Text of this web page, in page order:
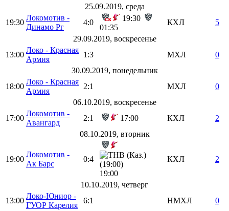
25.09.2019, среда
19:30
Локомотив -
Динамо Рг
4:0
19:30
01:35
КХЛ
5
29.09.2019, воскресенье
13:00
Локо - Красная
Армия
1:3 МХЛ
0
30.09.2019, понедельник
18:00
Локо - Красная
Армия
2:1 МХЛ
0
06.10.2019, воскресенье
17:00
Локомотив -
Авангард
2:1 17:00 КХЛ
2
08.10.2019, вторник
19:00
Локомотив -
Ак Барс
0:4
19:00
КХЛ 2
10.10.2019, четверг
13:00
Локо-Юниор -
ГУОР Карелия
6:1 НМХЛ 0